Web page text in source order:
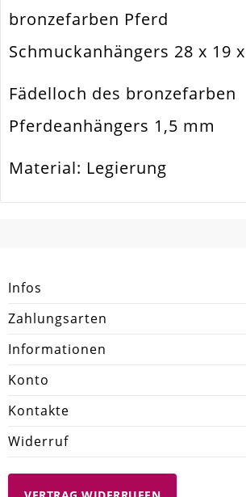
bronzefarben Pferd
Schmuckanhängers 28 x 19
Fädelloch des bronzefarben
Pferdeanhängers 1,5 mm
Material: Legierung
Infos
Zahlungsarten
Informationen
Konto
Kontakte
Widerruf